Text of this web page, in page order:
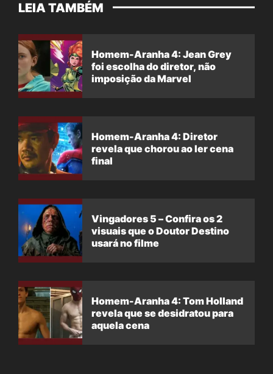
LEIA TAMBÉM
Homem-Aranha 4: Jean Grey
foi escolha do diretor, não
imposição da Marvel
Homem-Aranha 4: Diretor
revela que chorou ao ler cena
final
Vingadores 5 – Confira os 2
visuais que o Doutor Destino
usará no filme
Homem-Aranha 4: Tom Holland
revela que se desidratou para
aquela cena